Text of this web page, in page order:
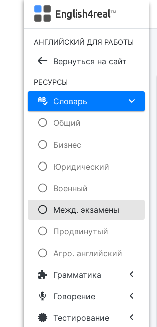
English4real™
АНГЛИЙСКИЙ ДЛЯ РАБОТЫ
Вернуться на сайт
РЕСУРСЫ
Словарь
Общий
Бизнес
Юридический
Военный
Межд. экзамены
Продвинутый
Агро. английский
Грамматика
Говорение
Тестирование